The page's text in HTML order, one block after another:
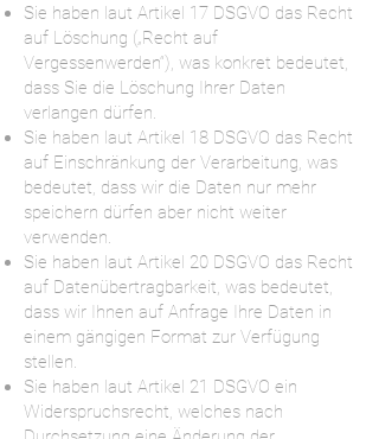
Sie haben laut Artikel 17 DSGVO das Recht
auf Löschung („Recht auf
Vergessenwerden“), was konkret bedeutet,
dass Sie die Löschung Ihrer Daten
verlangen dürfen.
Sie haben laut Artikel 18 DSGVO das Recht
auf Einschränkung der Verarbeitung, was
bedeutet, dass wir die Daten nur mehr
speichern dürfen aber nicht weiter
verwenden.
Sie haben laut Artikel 20 DSGVO das Recht
auf Datenübertragbarkeit, was bedeutet,
dass wir Ihnen auf Anfrage Ihre Daten in
einem gängigen Format zur Verfügung
stellen.
Sie haben laut Artikel 21 DSGVO ein
Widerspruchsrecht, welches nach